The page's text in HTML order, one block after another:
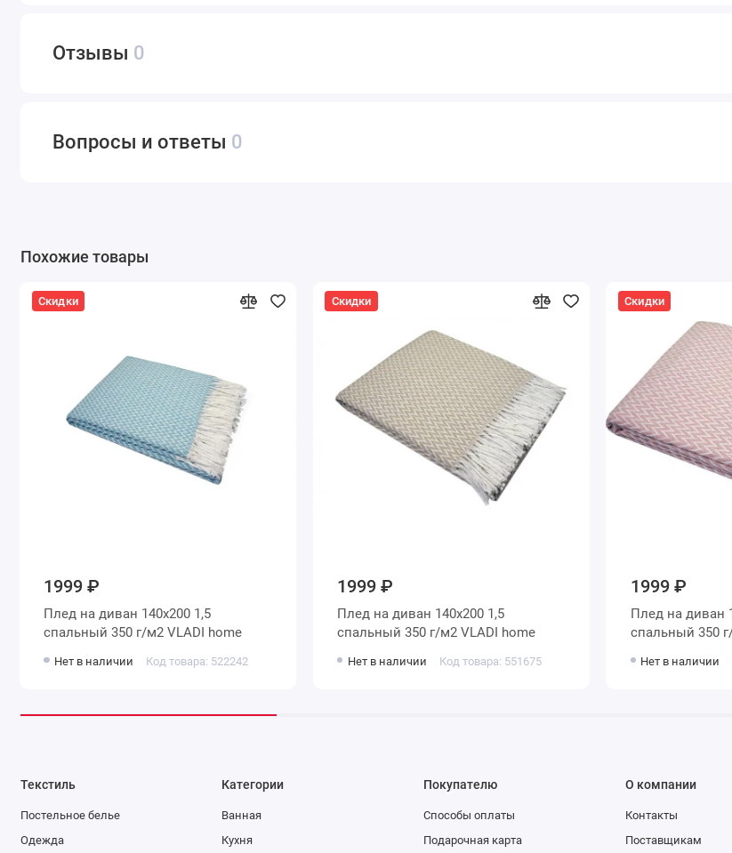
Отзывы 0
Вопросы и ответы 0
Похожие товары
Скидки
1999 ₽
Плед на диван 140х200 1,5
спальный 350 г/м2 VLADI home
Нет в наличии Код товара: 522242
Скидки
1999 ₽
Плед на диван 140х200 1,5
спальный 350 г/м2 VLADI home
Нет в наличии Код товара: 551675
Скидки
1999 ₽
Плед на диван 140х200 1,5
Нет в наличии
Текстиль
Постельное белье
Одежда
Категории
Ванная
Кухня
Покупателю
Способы оплаты
Подарочная карта
О компании
Контакты
Поставщикам